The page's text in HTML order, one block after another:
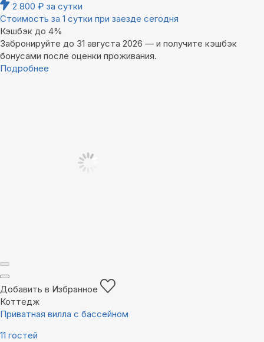
2 800 ₽ за сутки
Стоимость за 1 сутки при заезде сегодня
Кэшбэк до 4%
Забронируйте до 31 августа 2026 — и получите кэшбэк
бонусами после оценки проживания.
Подробнее
Добавить в Избранное
Коттедж
Приватная вилла с бассейном
11 гостей